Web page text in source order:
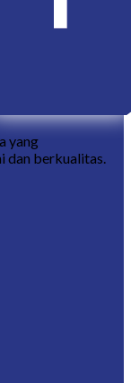
yang
dan berkualitas.